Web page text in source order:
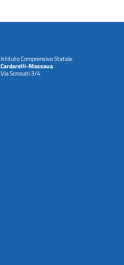
Istituto Comprensivo Statale
Cardarelli-Massaua
Via Scrosati 3/4